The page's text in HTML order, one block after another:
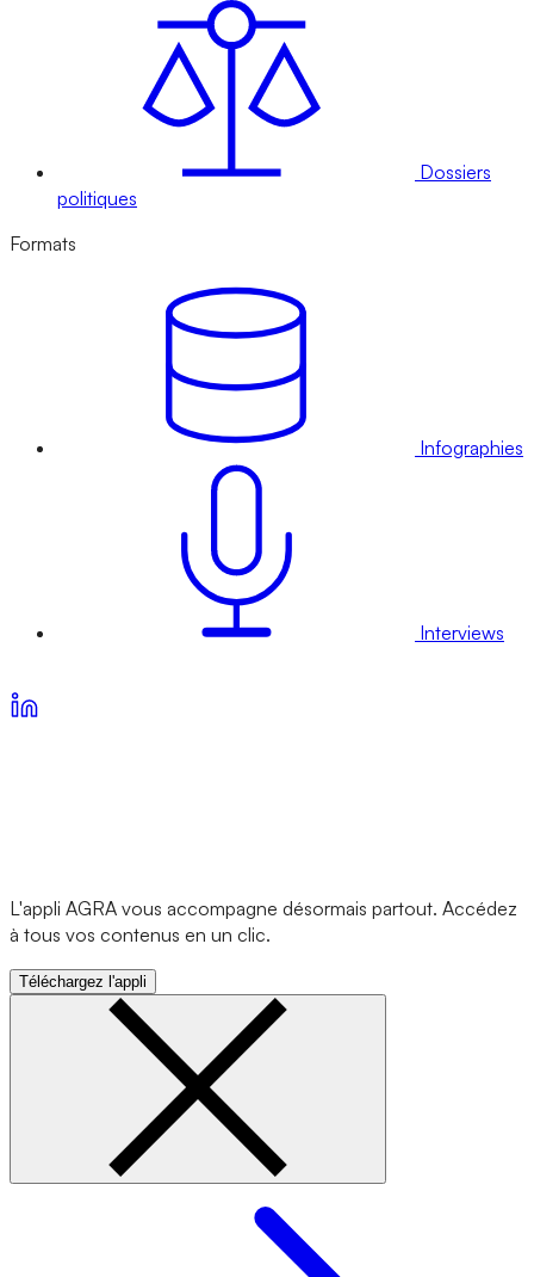
Dossiers
politiques
Formats
Infographies
Interviews
L'appli AGRA vous accompagne désormais partout. Accédez
à tous vos contenus en un clic.
Téléchargez l'appli